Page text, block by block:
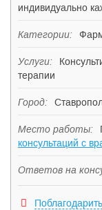
индивидуально
Категории:
Услуги:
терапии
Город:
Место работы:
консультаций с
Ответов на
Поблагодарить